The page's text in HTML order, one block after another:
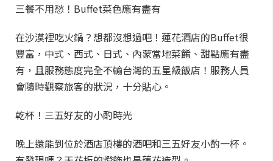
三餐不用愁！Buffet菜色應有盡有
在沙漠裡吃火鍋？想都沒想過吧！蓮花酒店的Buffet很
豐富，中式、西式、日式、內蒙當地菜餚、甜點應有盡
有，且服務態度完全不輸台灣的五星級飯店！服務人員
會隨時觀察旅客的狀況，十分貼心。
乾杯！三五好友的小酌時光
晚上還能到位於酒店頂樓的酒吧和三五好友小酌一杯。